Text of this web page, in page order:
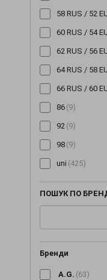
58 RUS / 52
60 RUS / 54
62 RUS / 56
64 RUS / 58
66 RUS / 60
86 (9)
92 (9)
98 (9)
uni (425)
ПОШУК ПО
Бренди
A.G. (63)